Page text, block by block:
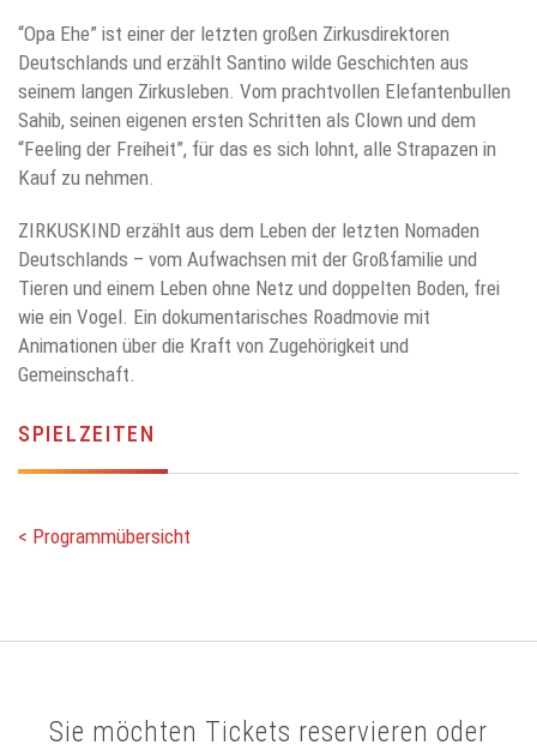
“Opa Ehe” ist einer der letzten großen Zirkusdirektoren
Deutschlands und erzählt Santino wilde Geschichten aus
seinem langen Zirkusleben. Vom prachtvollen Elefantenbullen
Sahib, seinen eigenen ersten Schritten als Clown und dem
“Feeling der Freiheit”, für das es sich lohnt, alle Strapazen in
Kauf zu nehmen.
ZIRKUSKIND erzählt aus dem Leben der letzten Nomaden
Deutschlands – vom Aufwachsen mit der Großfamilie und
Tieren und einem Leben ohne Netz und doppelten Boden, frei
wie ein Vogel. Ein dokumentarisches Roadmovie mit
Animationen über die Kraft von Zugehörigkeit und
Gemeinschaft.
SPIELZEITEN
< Programmübersicht
Sie möchten Tickets reservieren oder